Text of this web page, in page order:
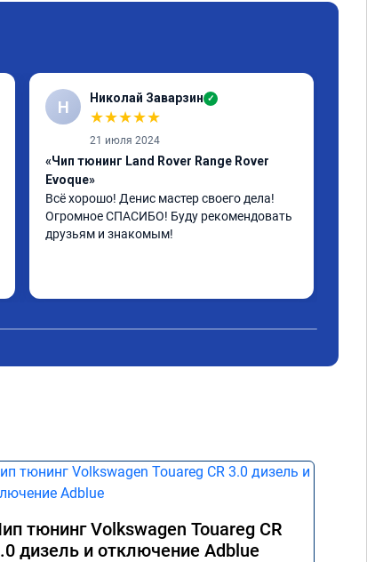
Н Николай Заварзин ✓
★★★★★
21 июля 2024
«Чип тюнинг Land Rover Range Rover
Evoque»
Всё хорошо! Денис мастер своего дела!
Огромное СПАСИБО! Буду рекомендовать
друзьям и знакомым!
тюнинг Volkswagen Touareg CR
дизель и отключение Adblue